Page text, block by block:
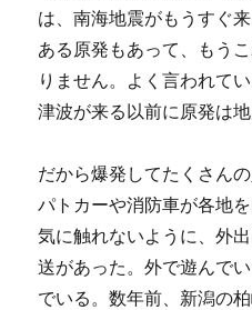
は、南海地震がもうすぐ
ある原発もあって、もう
りません。よく言われて
津波が来る以前に原発は地
だから爆発してたくさん
パトカーや消防車が各地
気に触れないように、外
送があった。外で遊んで
でいる。数年前、新潟の